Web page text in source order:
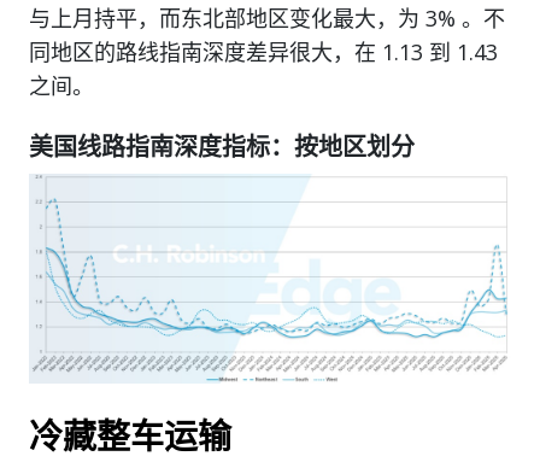
与上月持平，而东北部地区变化最大，为 3% 。不
同地区的路线指南深度差异很大，在 1.13 到 1.43
之间。
美国线路指南深度指标：按地区划分
冷藏整车运输